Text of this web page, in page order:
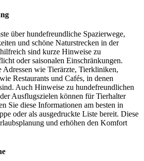
über hundefreundliche Spazierwege,
und schöne Naturstrecken in der
sind kurze Hinweise zu
oder saisonalen Einschränkungen.
Adressen wie Tierärzte, Tierkliniken,
Restaurants und Cafés, in denen
Auch Hinweise zu hundefreundlichen
Ausflugszielen können für Tierhalter
Sie diese Informationen am besten in
oder als ausgedruckte Liste bereit. Diese
und erhöhen den Komfort